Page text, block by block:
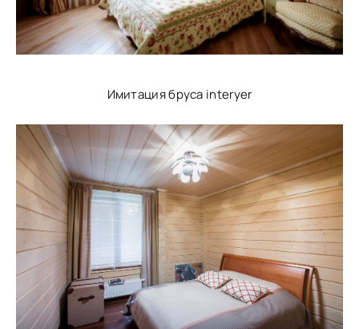
Имитация бруса interyer